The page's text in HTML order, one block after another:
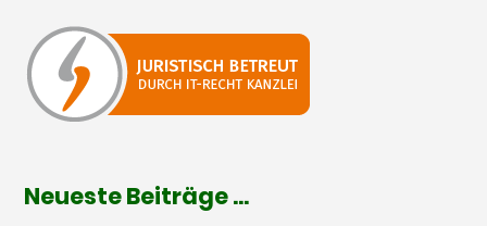
Neueste Beiträge …